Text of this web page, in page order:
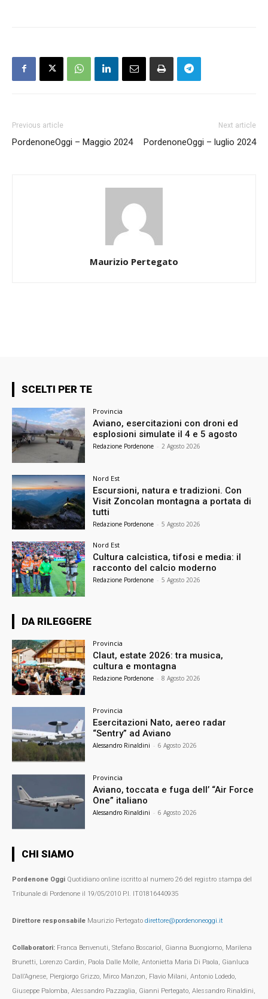
Previous article
PordenoneOggi – Maggio 2024
Next article
PordenoneOggi – luglio 2024
Maurizio Pertegato
SCELTI PER TE
Provincia
Aviano, esercitazioni con droni ed
esplosioni simulate il 4 e 5 agosto
Redazione Pordenone - 2 Agosto 2026
Nord Est
Escursioni, natura e tradizioni. Con
Visit Zoncolan montagna a portata di
tutti
Redazione Pordenone - 5 Agosto 2026
Nord Est
Cultura calcistica, tifosi e media: il
racconto del calcio moderno
Redazione Pordenone - 5 Agosto 2026
DA RILEGGERE
Provincia
Claut, estate 2026: tra musica,
cultura e montagna
Redazione Pordenone - 8 Agosto 2026
Provincia
Esercitazioni Nato, aereo radar
“Sentry” ad Aviano
Alessandro Rinaldini - 6 Agosto 2026
Provincia
Aviano, toccata e fuga dell’ “Air Force
One” italiano
Alessandro Rinaldini - 6 Agosto 2026
CHI SIAMO
Pordenone Oggi Quotidiano online iscritto al numero 26 del registro stampa del
Tribunale di Pordenone il 19/05/2010 P.I. IT01816440935
Direttore responsabile Maurizio Pertegato direttore@pordenoneoggi.it
Collaboratori: Franca Benvenuti, Stefano Boscariol, Gianna Buongiorno, Marilena
Brunetti, Lorenzo Cardin, Paola Dalle Molle, Antonietta Maria Di Paola, Gianluca
Dall’Agnese, Piergiorgo Grizzo, Mirco Manzon, Flavio Milani, Antonio Lodedo,
Giuseppe Palomba, Alessandro Pazzaglia, Gianni Pertegato, Alessandro Rinaldini,